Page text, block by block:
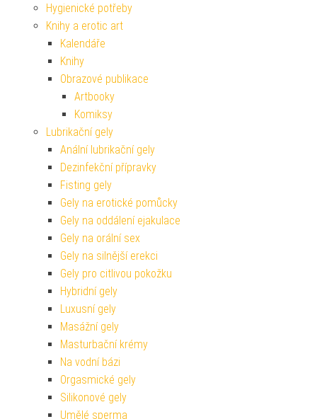
Hygienické potřeby
Knihy a erotic art
Kalendáře
Knihy
Obrazové publikace
Artbooky
Komiksy
Lubrikační gely
Anální lubrikační gely
Dezinfekční přípravky
Fisting gely
Gely na erotické pomůcky
Gely na oddálení ejakulace
Gely na orální sex
Gely na silnější erekci
Gely pro citlivou pokožku
Hybridní gely
Luxusní gely
Masážní gely
Masturbační krémy
Na vodní bázi
Orgasmické gely
Silikonové gely
Umělé sperma